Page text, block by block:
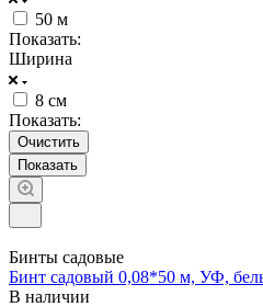
50 м
Показать:
Ширина
8 см
Показать:
Очистить
Бинты садовые
Бинт садовый 0,08*50 м, УФ,
В наличии